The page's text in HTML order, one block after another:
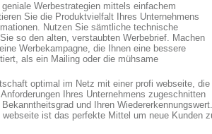
Werbestrategien mittels einfachem
Sie die Produktvielfalt Ihres Unternehmens
Nutzen Sie sämtliche technische
so den alten, verstaubten Werbebrief. Machen
Werbekampagne, die Ihnen eine bessere
als ein Mailing oder die mühsame
optimal im Netz mit einer profi webseite, die
Ihres Unternehmens zugeschnitten
und Ihren Wiedererkennungswert.
webseite ist das perfekte Mittel um neue Kunden